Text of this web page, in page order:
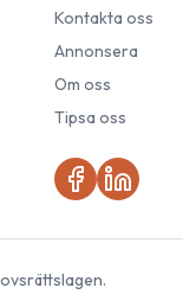
Kontakta oss
Annonsera
Om oss
Tipsa oss